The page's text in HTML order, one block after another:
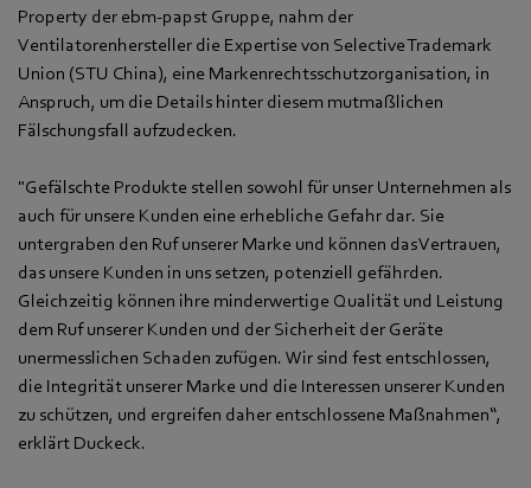
Property der ebm‑papst Gruppe, nahm der
Ventilatorenhersteller die Expertise von Selective Trademark
Union (STU China), eine Markenrechtsschutzorganisation, in
Anspruch, um die Details hinter diesem mutmaßlichen
Fälschungsfall aufzudecken.
"Gefälschte Produkte stellen sowohl für unser Unternehmen als
auch für unsere Kunden eine erhebliche Gefahr dar. Sie
untergraben den Ruf unserer Marke und können das Vertrauen,
das unsere Kunden in uns setzen, potenziell gefährden.
Gleichzeitig können ihre minderwertige Qualität und Leistung
dem Ruf unserer Kunden und der Sicherheit der Geräte
unermesslichen Schaden zufügen. Wir sind fest entschlossen,
die Integrität unserer Marke und die Interessen unserer Kunden
zu schützen, und ergreifen daher entschlossene Maßnahmen“,
erklärt Duckeck.